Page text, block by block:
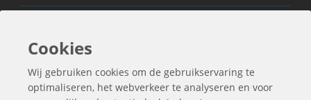
Ook Interessant
Contactgegevens
Cookies
Wij gebruiken cookies om de gebruikservaring te
optimaliseren, het webverkeer te analyseren en voor